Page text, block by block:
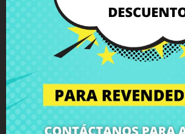
Altavoces Asus R414UV
X441BA X441SA X441SC